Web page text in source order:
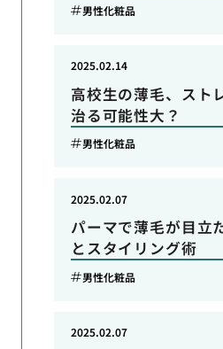
男性化粧品
高校生の薄毛、スト
治る可能性大？
2025.02.14
男性化粧品
パーマで薄毛が目立
とスタイリング術
2025.02.07
男性化粧品
2025.02.07